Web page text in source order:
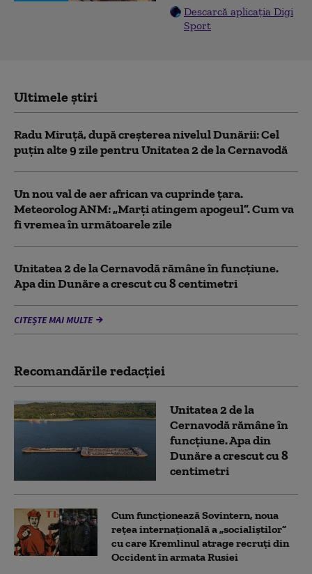
Descarcă aplicația Digi
Sport
Ultimele știri
Radu Miruță, după creșterea nivelul Dunării: Cel
puțin alte 9 zile pentru Unitatea 2 de la Cernavodă
Un nou val de aer african va cuprinde țara.
Meteorolog ANM: „Marți atingem apogeul”. Cum va
fi vremea în următoarele zile
Unitatea 2 de la Cernavodă rămâne în funcțiune.
Apa din Dunăre a crescut cu 8 centimetri
CITEȘTE MAI MULTE
Recomandările redacţiei
Unitatea 2 de la
Cernavodă rămâne în
funcțiune. Apa din
Dunăre a crescut cu 8
centimetri
Cum funcționează Sovintern, noua
rețea internațională a „socialiștilor”
cu care Kremlinul atrage recruți din
Occident în armata Rusiei